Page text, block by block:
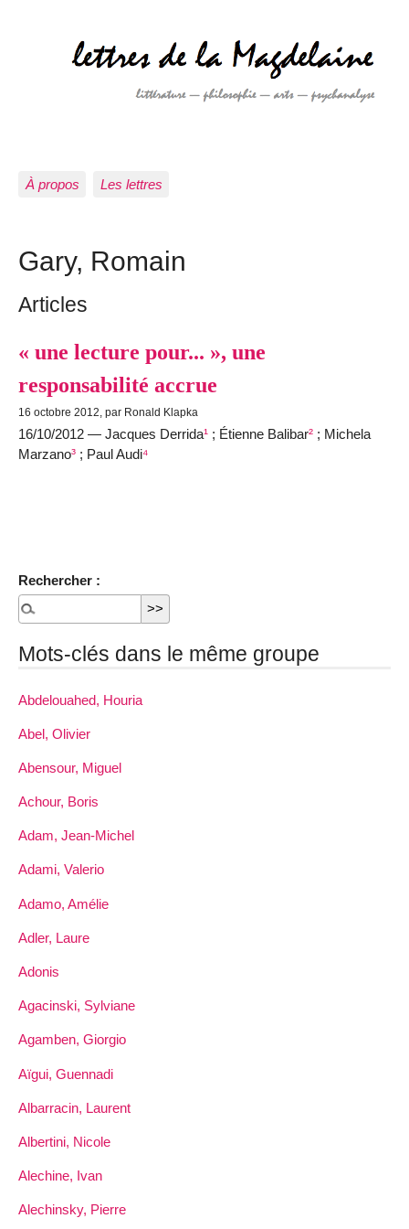
À propos Les lettres
Gary, Romain
Articles
« une lecture pour... », une
responsabilité accrue
16 octobre 2012, par Ronald Klapka
16/10/2012 — Jacques Derrida¹ ; Étienne Balibar² ; Michela
Marzano³ ; Paul Audi⁴
Rechercher :
Mots-clés dans le même groupe
Abdelouahed, Houria
Abel, Olivier
Abensour, Miguel
Achour, Boris
Adam, Jean-Michel
Adami, Valerio
Adamo, Amélie
Adler, Laure
Adonis
Agacinski, Sylviane
Agamben, Giorgio
Aïgui, Guennadi
Albarracin, Laurent
Albertini, Nicole
Alechine, Ivan
Alechinsky, Pierre